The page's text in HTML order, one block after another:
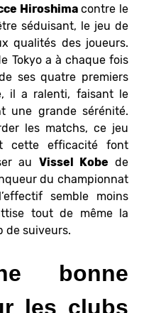
Hiroshimacontre le
séduisant, le jeu de
qualités des joueurs.
Tokyo a à chaque fois
ses quatre premiers
il a ralenti, faisant le
une grande sérénité.
les matchs, ce jeu
cette efficacité font
au Vissel Kobe de
du championnat
semble moins
tout de même la
de suiveurs.
bonne
les clubs